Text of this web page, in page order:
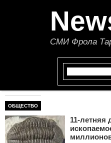
СМИ Фрола
ОБЩЕСТВО
11-летняя